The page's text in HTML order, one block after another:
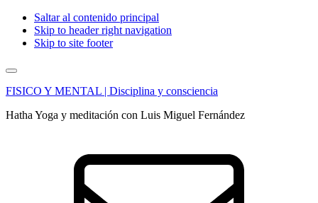
Saltar al contenido principal
Skip to header right navigation
Skip to site footer
Menu
FISICO Y MENTAL | Disciplina y consciencia
Hatha Yoga y meditación con Luis Miguel Fernández